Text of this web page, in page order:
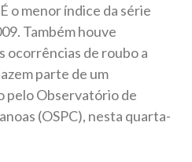
o menor índice da série
Também houve
ocorrências de roubo a
parte de um
pelo Observatório de
(OSPC), nesta quarta-